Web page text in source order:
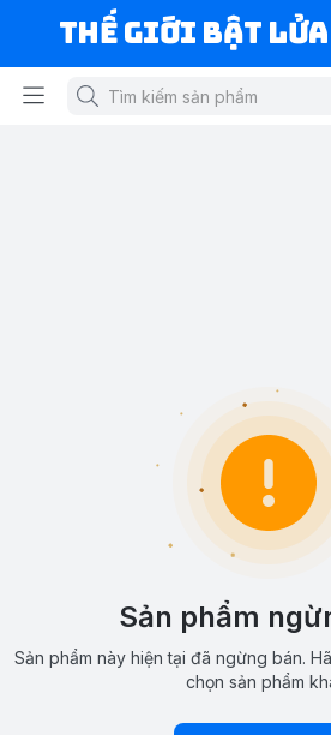
Thế Giới Bật
Sản phẩm
Sản phẩm này hiện tại đã ngừng bán.
chọn sản phẩm